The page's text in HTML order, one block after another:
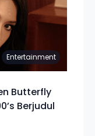
Entertainment
Butterfly